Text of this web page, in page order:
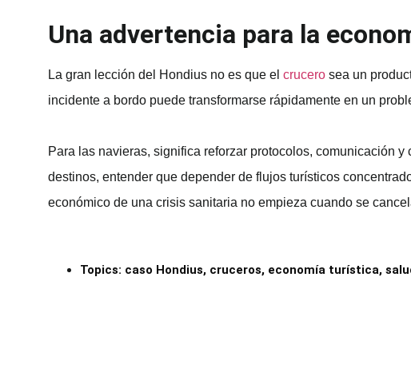
Una advertencia para la
La gran lección del Hondius no es que el crucero sea un
incidente a bordo puede transformarse rápidamente en un
Para las navieras, significa reforzar protocolos, comunicación
destinos, entender que depender de flujos turísticos
económico de una crisis sanitaria no empieza cuando se
Topics: caso Hondius, cruceros, economía turística,